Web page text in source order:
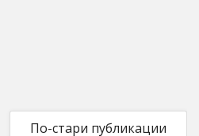
По-стари публикации